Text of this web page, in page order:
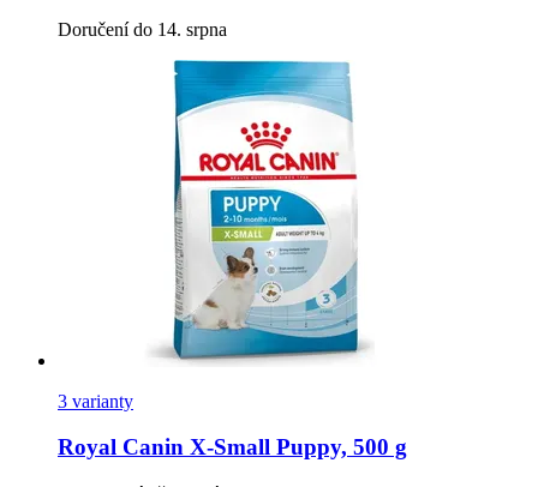
Doručení do 14. srpna
3 varianty
Royal Canin X-​Small Puppy, 500 g